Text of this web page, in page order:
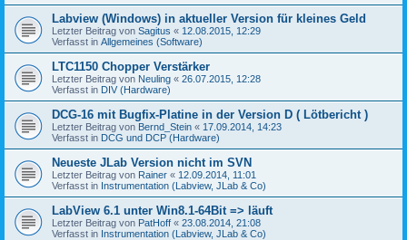
Labview (Windows) in aktueller Version für kleines Geld
Letzter Beitrag von Sagitus « 12.08.2015, 12:29
Verfasst in Allgemeines (Software)
LTC1150 Chopper Verstärker
Letzter Beitrag von Neuling « 26.07.2015, 12:28
Verfasst in DIV (Hardware)
DCG-16 mit Bugfix-Platine in der Version D ( Lötbericht )
Letzter Beitrag von Bernd_Stein « 17.09.2014, 14:23
Verfasst in DCG und DCP (Hardware)
Neueste JLab Version nicht im SVN
Letzter Beitrag von Rainer « 12.09.2014, 11:01
Verfasst in Instrumentation (Labview, JLab & Co)
LabView 6.1 unter Win8.1-64Bit => läuft
Letzter Beitrag von PatHoff « 23.08.2014, 21:08
Verfasst in Instrumentation (Labview, JLab & Co)